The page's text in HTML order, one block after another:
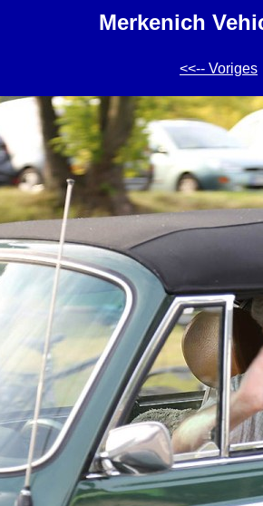
Merkenich
<<-- Voriges